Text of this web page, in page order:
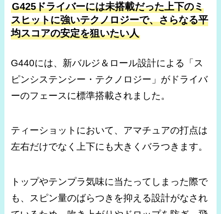
G425ドライバーには未搭載だった上下のミ
スヒットに強いテクノロジーで、さらなる平
均スコアの安定を狙いたい人
G440には、新バルジ＆ロール設計による「ス
ピンシステンシー・テクノロジー」がドライバ
ーのフェースに標準搭載されました。
ティーショットにおいて、アマチュアの打点は
左右だけでなく上下にも大きくバラつきます。
トップやテンプラ気味に当たってしまった際で
も、スピン量のばらつきを抑える設計がなされ